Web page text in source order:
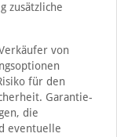
zusätzliche
von
für den
Garantie-
die
eventuelle